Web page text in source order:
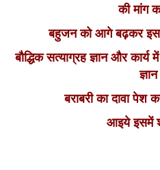
की मांग
बहुजन को आगे बढ़कर
बौद्धिक सत्याग्रह ज्ञान और कार्य
बराबरी का दावा पेश
आइये इसमें